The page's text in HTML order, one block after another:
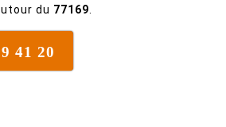
du 77169
41 20